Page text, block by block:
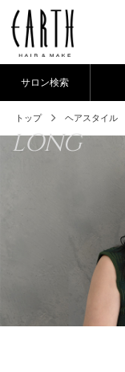
サロン検索
トップ ヘアスタイル
LONG